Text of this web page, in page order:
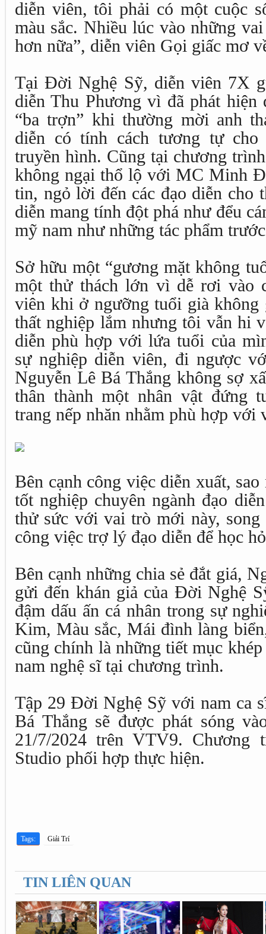
diễn viên, tôi phải có một cuộc
màu sắc. Nhiều lúc vào những
hơn nữa”, diễn viên Gọi giấc mơ
Tại Đời Nghệ Sỹ, diễn viên 7X
diễn Thu Phương vì đã phát hiện
“ba trợn” khi thường mời anh
diễn có tính cách tương tự cho
truyền hình. Cũng tại chương
không ngại thổ lộ với MC Minh
tin, ngỏ lời đến các đạo diễn cho
diễn mang tính đột phá như đểu
mỹ nam như những tác phẩm
Sở hữu một “gương mặt không
một thử thách lớn vì dễ rơi vào
viên khi ở ngưỡng tuổi già không
thất nghiệp lắm nhưng tôi vẫn hi
diễn phù hợp với lứa tuổi của
sự nghiệp diễn viên, đi ngược
Nguyễn Lê Bá Thắng không sợ
thân thành một nhân vật đứng
trang nếp nhăn nhằm phù hợp với
Bên cạnh công việc diễn xuất,
tốt nghiệp chuyên ngành đạo
thử sức với vai trò mới này, song
công việc trợ lý đạo diễn để học
Bên cạnh những chia sẻ đắt giá,
gửi đến khán giả của Đời Nghệ
đậm dấu ấn cá nhân trong sự
Kim, Màu sắc, Mái đình làng
cũng chính là những tiết mục
nam nghệ sĩ tại chương trình.
Tập 29 Đời Nghệ Sỹ với nam ca
Bá Thắng sẽ được phát sóng
21/7/2024 trên VTV9.
Studio phối hợp thực hiện.
Tags: Giải Trí
TIN LIÊN QUAN